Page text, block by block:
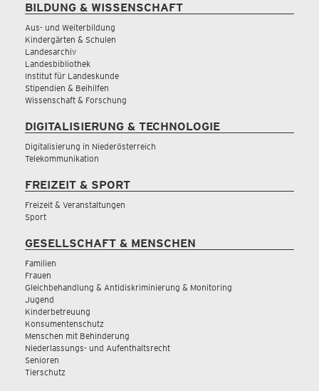
BILDUNG & WISSENSCHAFT
Aus- und Weiterbildung
Kindergärten & Schulen
Landesarchiv
Landesbibliothek
Institut für Landeskunde
Stipendien & Beihilfen
Wissenschaft & Forschung
DIGITALISIERUNG & TECHNOLOGIE
Digitalisierung in Niederösterreich
Telekommunikation
FREIZEIT & SPORT
Freizeit & Veranstaltungen
Sport
GESELLSCHAFT & MENSCHEN
Familien
Frauen
Gleichbehandlung & Antidiskriminierung & Monitoring
Jugend
Kinderbetreuung
Konsumentenschutz
Menschen mit Behinderung
Niederlassungs- und Aufenthaltsrecht
Senioren
Tierschutz